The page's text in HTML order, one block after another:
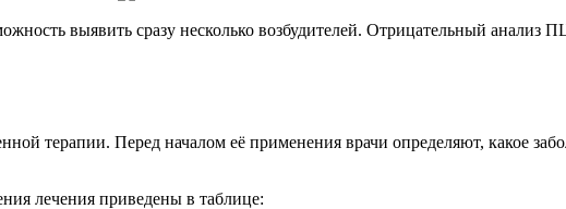
выявить сразу несколько возбудителей. Отрицательный анализ
терапии. Перед началом её применения врачи определяют, какое
лечения приведены в таблице: